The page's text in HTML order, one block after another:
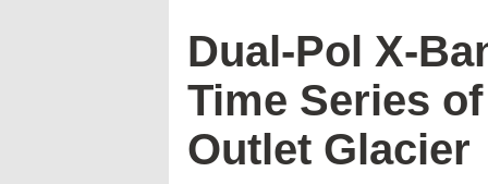
Dual-Pol X-
Time Series
Outlet Glacier